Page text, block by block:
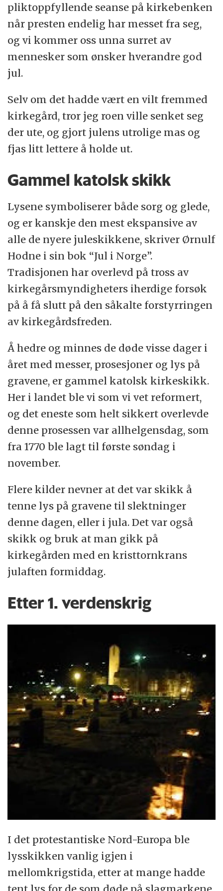
pliktoppfyllende seanse på kirkebenken
når presten endelig har messet fra seg,
og vi kommer oss unna surret av
mennesker som ønsker hverandre god
jul.
Selv om det hadde vært en vilt fremmed
kirkegård, tror jeg roen ville senket seg
der ute, og gjort julens utrolige mas og
fjas litt lettere å holde ut.
Gammel katolsk skikk
Lysene symboliserer både sorg og glede,
og er kanskje den mest ekspansive av
alle de nyere juleskikkene, skriver Ørnulf
Hodne i sin bok “Jul i Norge”.
Tradisjonen har overlevd på tross av
kirkegårsmyndigheters iherdige forsøk
på å få slutt på den såkalte forstyrringen
av kirkegårdsfreden.
Å hedre og minnes de døde visse dager i
året med messer, prosesjoner og lys på
gravene, er gammel katolsk kirkeskikk.
Her i landet ble vi som vi vet reformert,
og det eneste som helt sikkert overlevde
denne prosessen var allhelgensdag, som
fra 1770 ble lagt til første søndag i
november.
Flere kilder nevner at det var skikk å
tenne lys på gravene til slektninger
denne dagen, eller i jula. Det var også
skikk og bruk at man gikk på
kirkegården med en kristtornkrans
julaften formiddag.
Etter 1. verdenskrig
I det protestantiske Nord-Europa ble
lysskikken vanlig igjen i
mellomkrigstida, etter at mange hadde